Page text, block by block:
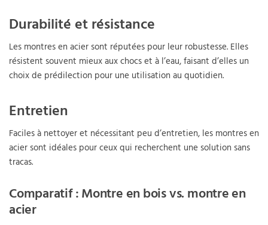
Durabilité et résistance
Les montres en acier sont réputées pour leur robustesse. Elles
résistent souvent mieux aux chocs et à l’eau, faisant d’elles un
choix de prédilection pour une utilisation au quotidien.
Entretien
Faciles à nettoyer et nécessitant peu d’entretien, les montres en
acier sont idéales pour ceux qui recherchent une solution sans
tracas.
Comparatif : Montre en bois vs. montre en
acier